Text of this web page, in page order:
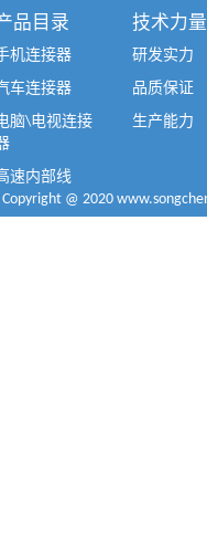
品目录
机连接器
车连接器
脑\电视连接
速内部线
技术力量
研发实力
品质保证
生产能力
Copyright @ 2020